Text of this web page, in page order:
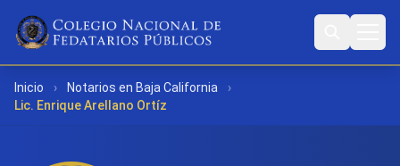
Inicio › Notarios en Baja California
›
Lic. Enrique Arellano Ortíz